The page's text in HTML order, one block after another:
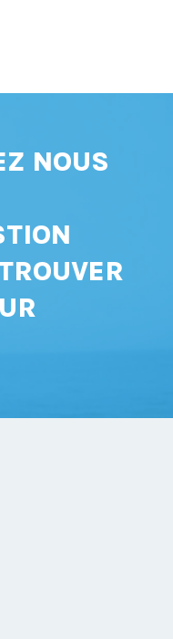
NOUS